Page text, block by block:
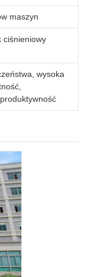
maszyn
ciśnieniowy
wysoka